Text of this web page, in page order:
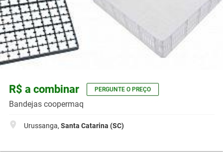
R$ a combinar PERGUNTE O PREÇO
Bandejas coopermaq
Urussanga, Santa Catarina (SC)